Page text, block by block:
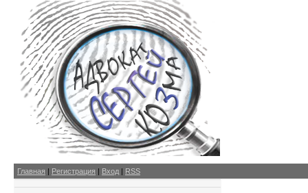
Главная | Регистрация | Вход | RSS